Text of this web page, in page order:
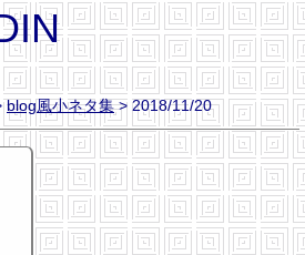
blog風小ネタ集> 2018/11/20